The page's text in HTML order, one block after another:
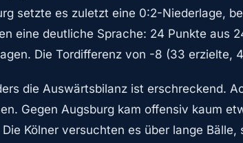
setzte es zuletzt eine 0:2-Niederlage,
eine deutliche Sprache: 24 Punkte aus
Die Tordifferenz von -8 (33 erzielte,
die Auswärtsbilanz ist erschreckend.
Gegen Augsburg kam offensiv kaum
Die Kölner versuchten es über lange